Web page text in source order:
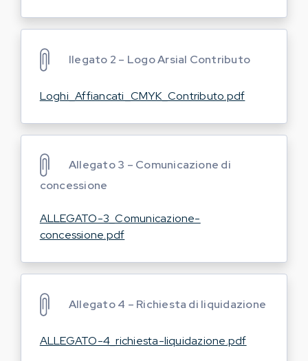
llegato 2 – Logo Arsial Contributo
Loghi_Affiancati_CMYK_Contributo.pdf
Allegato 3 – Comunicazione di
concessione
ALLEGATO-3_Comunicazione-
concessione.pdf
Allegato 4 – Richiesta di liquidazione
ALLEGATO-4_richiesta-liquidazione.pdf